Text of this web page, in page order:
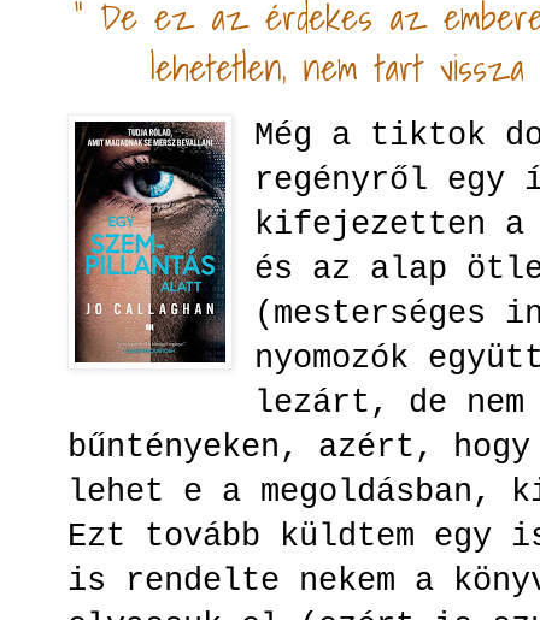
" De ez az érdekes az
lehetetlen, nem tart vissza
Még a tiktok
regényről
kifejezetten a
és az alap
(mesterséges
nyomozók
lezárt, de nem
bűntényeken, azért,
lehet e a
Ezt tovább küldtem egy
is rendelte nekem a